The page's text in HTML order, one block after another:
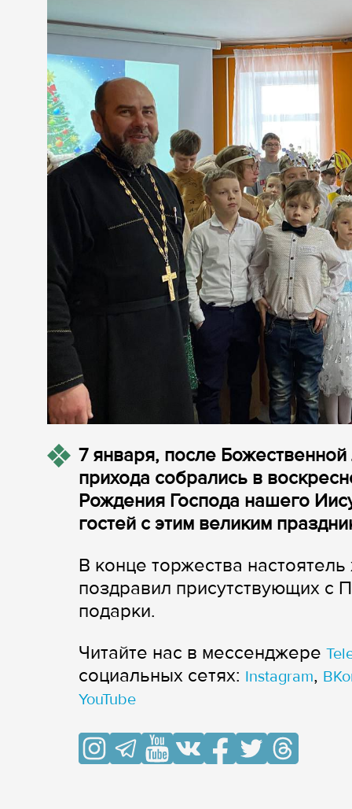
7 января, после
прихода собрались в
Рождения Господа нашего
гостей с этим великим
В конце торжества
поздравил присутствующих с
подарки.
Читайте нас в мессенджере
cоциальных сетях: Instagram,
YouTube